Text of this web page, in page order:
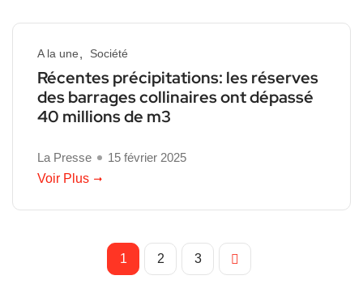
A la une Société
Récentes précipitations: les réserves
des barrages collinaires ont dépassé
40 millions de m3
La Presse
15 février 2025
Voir Plus
1 2 3